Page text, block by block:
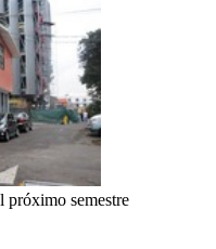
próximo semestre